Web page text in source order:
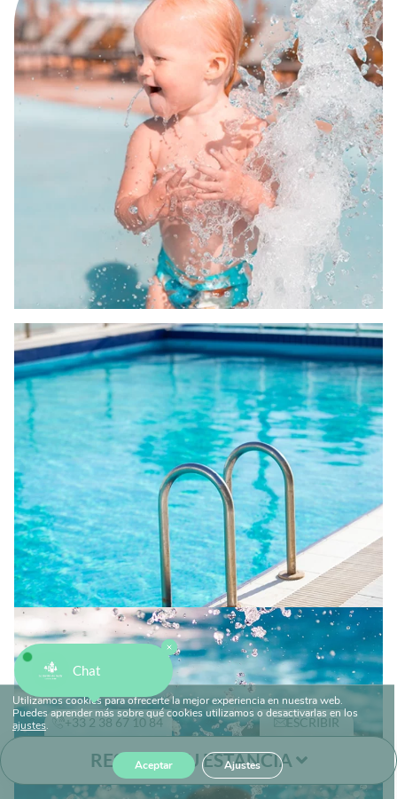
+33 2 38 67 10 84 ESCRIBIR
RESERVA TU ESTANCIA
Utilizamos cookies para ofrecerte la mejor experiencia en nuestra web.
Puedes aprender más sobre qué cookies utilizamos o desactivarlas en los
ajustes.
Aceptar Ajustes
Chat